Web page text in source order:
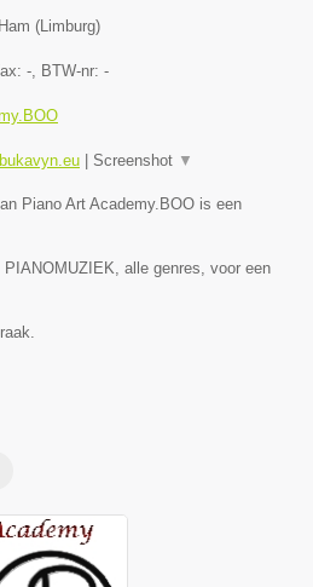
Ham (Limburg)
-, BTW-nr: -
Screenshot ▼
Piano Art Academy.BOO is een
alle genres, voor een